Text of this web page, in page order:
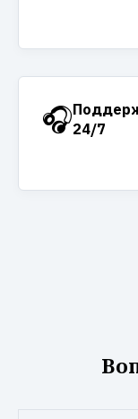
🎧24/7